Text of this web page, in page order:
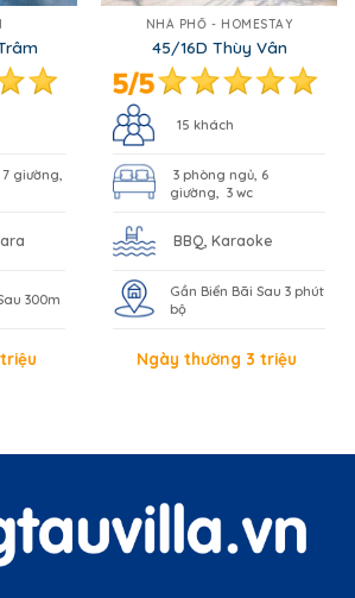
giường,
300m
NHÀ PHỐ - HOMESTAY
45/16D Thùy Vân
15 khách
3 phòng ngủ, 6
giường, 3 wc
BBQ, Karaoke
Gần Biển Bãi Sau 3 phút
bộ
Ngày thường 3 triệu